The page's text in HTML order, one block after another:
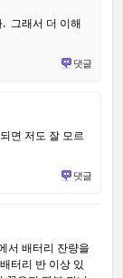
그래서 더 이해
댓글
면 저도 잘 모르
댓글
서 배터리 잔량을
터리 반 이상 있